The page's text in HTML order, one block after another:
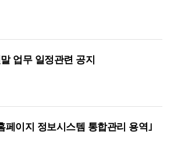
업무 일정관련 공지
페이지 정보시스템 통합관리 용역｣